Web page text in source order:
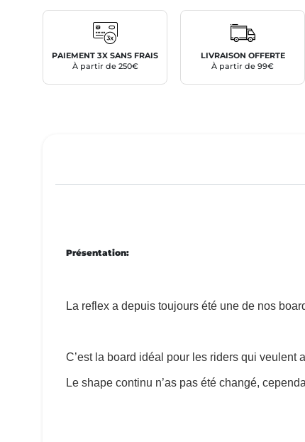
PAIEMENT 3X SANS FRAIS
À partir de 250€
LIVRAISON OFFERTE
À partir de 99€
Présentation:
La reflex a depuis toujours été une de nos
C’est la board idéal pour les riders qui veulent
Le shape continu n’as pas été changé,